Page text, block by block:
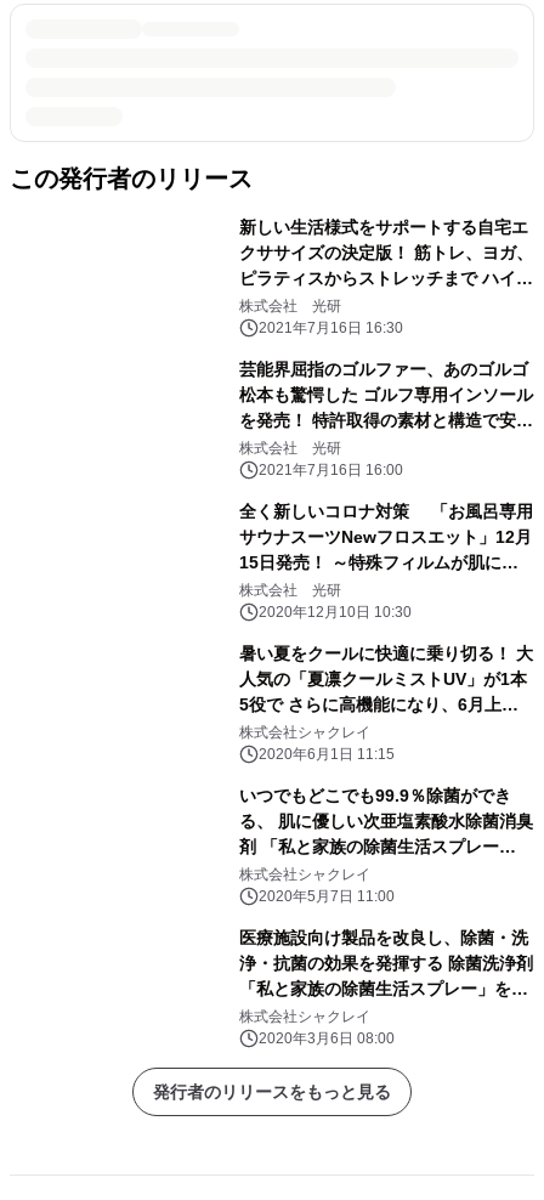
この発行者のリリース
新しい生活様式をサポートする自宅エ
クササイズの決定版！ 筋トレ、ヨガ、
ピラティスからストレッチまで ハイレ
ベルで実践できるマルチエクサボード
が登場！
株式会社 光研
2021年7月16日 16:30
芸能界屈指のゴルファー、あのゴルゴ
松本も驚愕した ゴルフ専用インソール
を発売！ 特許取得の素材と構造で安定
したスイングをサポート
株式会社 光研
2021年7月16日 16:00
全く新しいコロナ対策 「お風呂専用
サウナスーツNewフロスエット」12月
15日発売！ ～特殊フィルムが肌に密
着、ダイエット・デトックス効果に期
待～
株式会社 光研
2020年12月10日 10:30
暑い夏をクールに快適に乗り切る！ 大
人気の「夏凛クールミストUV」が1本
5役で さらに高機能になり、6月上旬
から販売開始！
株式会社シャクレイ
2020年6月1日 11:15
いつでもどこでも99.9％除菌ができ
る、 肌に優しい次亜塩素酸水除菌消臭
剤 「私と家族の除菌生活スプレー
JIA」が5月7日新発売
株式会社シャクレイ
2020年5月7日 11:00
医療施設向け製品を改良し、除菌・洗
浄・抗菌の効果を発揮する 除菌洗浄剤
「私と家族の除菌生活スプレー」を発
売！
株式会社シャクレイ
2020年3月6日 08:00
発行者のリリースをもっと見る